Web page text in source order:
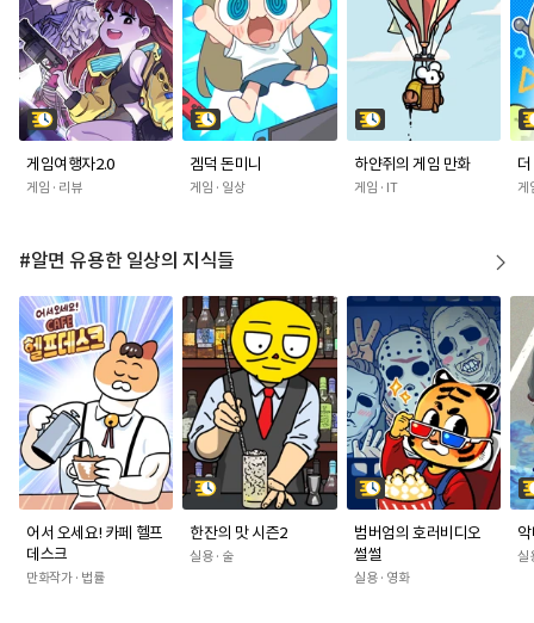
게임여행자2.0
게임 · 리뷰
겜덕 돈미니
게임 · 일상
하얀쥐의 게임 만화
게임 · IT 게
#알면 유용한 일상의 지식들
어서 오세요! 카페 헬프
데스크
만화작가 · 법률
한잔의 맛 시즌2
실용 · 술
범버엄의 호러비디오
썰썰
실용 · 영화
실